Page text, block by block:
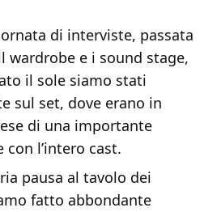
di interviste, passata
wardrobe e i sound stage,
il sole siamo stati
sul set, dove erano in
di una importante
con l’intero cast.
pausa al tavolo dei
fatto abbondante